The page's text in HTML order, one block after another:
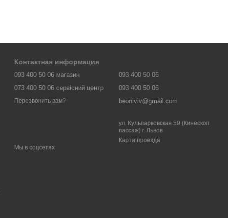
Контактная информация
093 400 50 06 магазин
073 400 50 06 сервісний центр
Перезвонить вам?
093 400 50 06
093 400 50 06
beonlviv@gmail.com
ул. Кульпарковская 59 (Кинескоп
пассаж) г. Львов
Карта проезда
Мы в соцсетях